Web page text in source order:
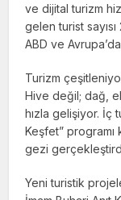
ve dijital turizm
gelen turist
ABD ve
Turizm
Hive değil; dağ,
hızla gelişiyor. İç
Keşfet” programı
gezi
Yeni turistik